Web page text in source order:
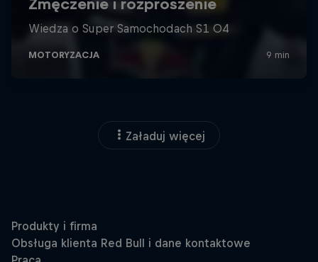
Załaduj więcej